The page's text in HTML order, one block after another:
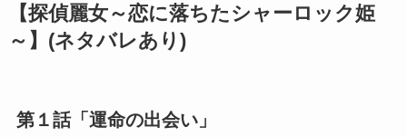
【探偵麗女～恋に落ちたシャーロック姫
～】(ネタバレあり)
第１話「運命の出会い」